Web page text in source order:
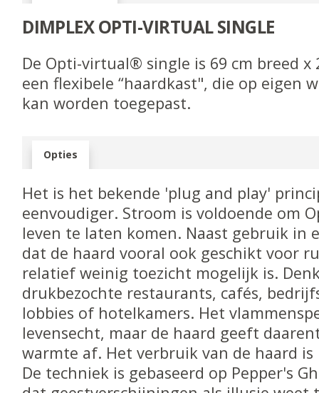
DIMPLEX OPTI-VIRTUAL SINGLE
De Opti-virtual® single is 69 cm breed x
een flexibele “haardkast", die op eigen
kan worden toegepast.
Opties
Het is het bekende 'plug and play'
eenvoudiger. Stroom is voldoende om
leven te laten komen. Naast gebruik in
dat de haard vooral ook geschikt voor
relatief weinig toezicht mogelijk is.
drukbezochte restaurants, cafés,
lobbies of hotelkamers. Het
levensecht, maar de haard geeft
warmte af. Het verbruik van de haard is
De techniek is gebaseerd op Pepper's